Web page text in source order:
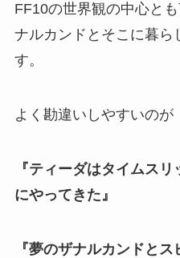
FF10の世界観の中心と
ナルカンドとそこに暮ら
す。
よく勘違いしやすいのが
『ティーダはタイムスリ
にやってきた』
『夢のザナルカンドと